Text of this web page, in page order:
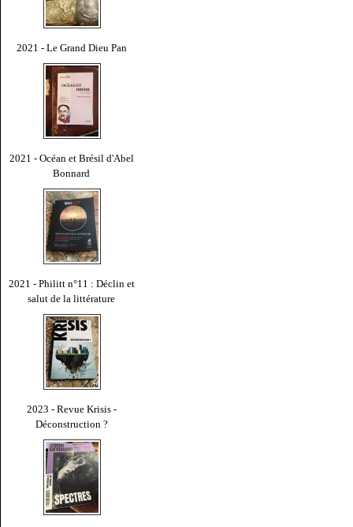
2021 - Le Grand Dieu Pan
2021 - Océan et Brésil d'Abel
Bonnard
2021 - Philitt n°11 : Déclin et
salut de la littérature
2023 - Revue Krisis -
Déconstruction ?